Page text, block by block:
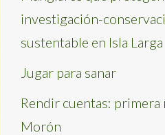
investigación-
sustentable en Isla Larga
Jugar para sanar
Rendir cuentas: primera
Morón